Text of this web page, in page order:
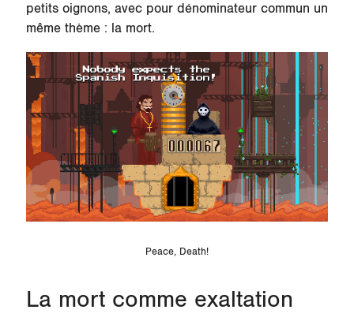
petits oignons, avec pour dénominateur commun un
même thème : la mort.
Peace, Death!
La mort comme exaltation